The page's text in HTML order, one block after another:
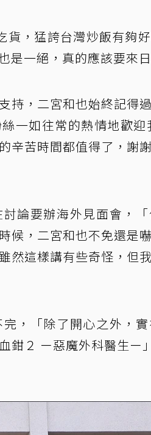
，猛誇台灣炒飯有夠
一絕，真的應該要來日
持，二宮和也始終記得
一如往常的熱情地歡
辛苦時間都值得了，謝
論要辦海外見面會，
候，二宮和也不免還是
然這樣講有些奇怪，但
，「除了開心之外，
鉗２ ー惡魔外科醫生ー